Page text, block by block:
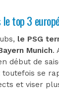
top 3
le PSG
Munich.
début de
se
et viser